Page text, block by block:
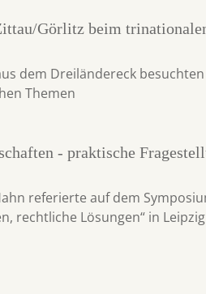
Görlitz beim
dem Dreiländereck
Themen
- praktische
referierte auf dem
rechtliche Lösungen“ in Leipzig